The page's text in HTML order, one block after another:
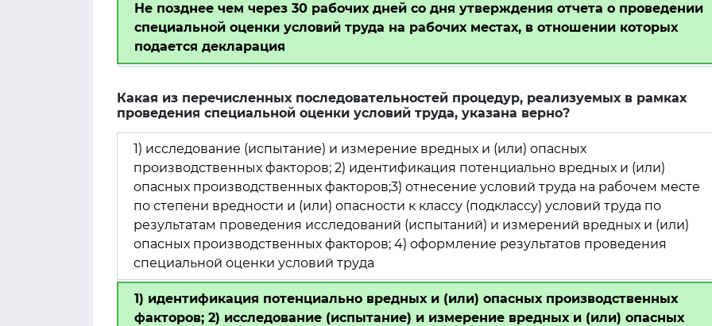
Не позднее чем через 30 рабочих дней со дня утверждения отчета о проведении
специальной оценки условий труда на рабочих местах, в отношении которых
подается декларация
Какая из перечисленных последовательностей процедур, реализуемых в рамках
проведения специальной оценки условий труда, указана верно?
1) исследование (испытание) и измерение вредных и (или) опасных
производственных факторов; 2) идентификация потенциально вредных и (или)
опасных производственных факторов;3) отнесение условий труда на рабочем месте
по степени вредности и (или) опасности к классу (подклассу) условий труда по
результатам проведения исследований (испытаний) и измерений вредных и (или)
опасных производственных факторов; 4) оформление результатов проведения
специальной оценки условий труда
1) идентификация потенциально вредных и (или) опасных производственных
факторов; 2) исследование (испытание) и измерение вредных и (или) опасных